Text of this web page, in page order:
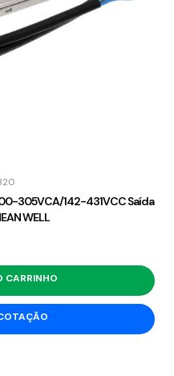
305VCA/142-431VCC Saída
WELL
CARRINHO